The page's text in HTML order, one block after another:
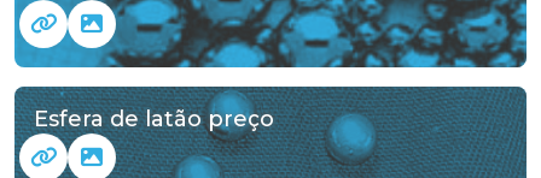
Esfera de latão preço